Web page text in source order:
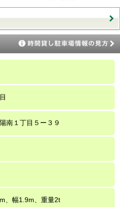
南１丁目５ー３９
、幅1.9m、重量2t